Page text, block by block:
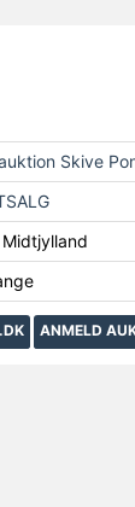
Skive
ANMELD